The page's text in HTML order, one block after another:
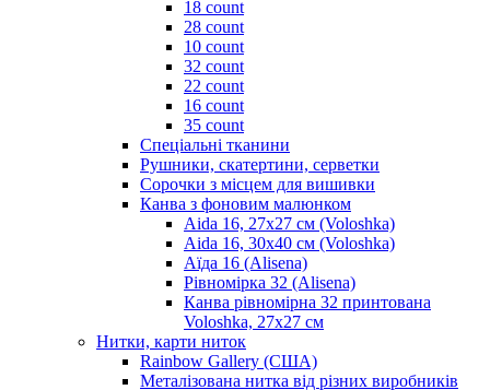
18 count
28 count
10 count
32 count
22 count
16 count
35 count
Спеціальні тканини
Рушники, скатертини, серветки
Сорочки з місцем для вишивки
Канва з фоновим малюнком
Aida 16, 27х27 см (Voloshka)
Aida 16, 30х40 см (Voloshka)
Аїда 16 (Alisena)
Рівномірка 32 (Alisena)
Канва рівномірна 32 принтована
Voloshka, 27х27 см
Нитки, карти ниток
Rainbow Gallery (США)
Металізована нитка від різних виробників